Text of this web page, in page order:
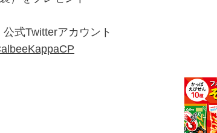
公式Twitterアカウント